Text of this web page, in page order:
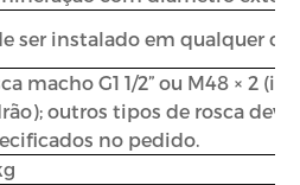
ser instalado em qualquer
macho G1 1/2” ou M48 × 2
outros tipos de rosca
no pedido.